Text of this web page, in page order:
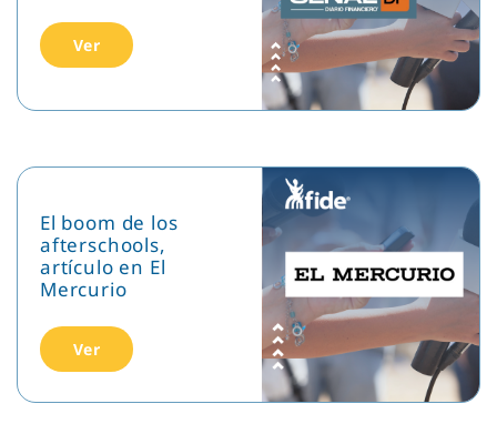
Ver
El boom de los
afterschools,
artículo en El
Mercurio
Ver